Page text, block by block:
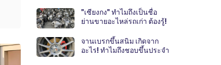
"เซียงกง" ทำไมถึงเป็นชื่อ
ย่านขายอะไหล่รถเก่า ต้องรู้!
จานเบรกขึ้นสนิม เกิดจาก
อะไร! ทำไมถึงชอบขึ้นประจำ